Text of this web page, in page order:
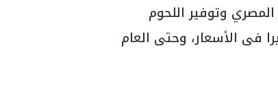
وتوفير اللحوم
فى الأسعار، وحتى العام